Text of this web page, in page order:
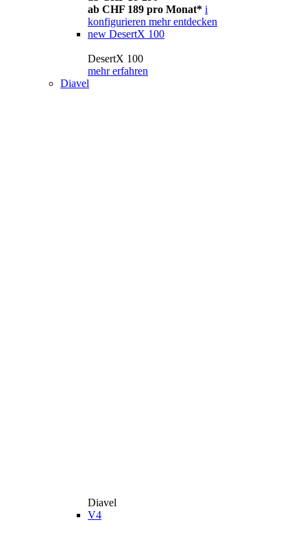
ab CHF 189 pro Monat* i
konfigurieren mehr entdecken
new DesertX 100
DesertX 100
mehr erfahren
Diavel
Diavel
V4